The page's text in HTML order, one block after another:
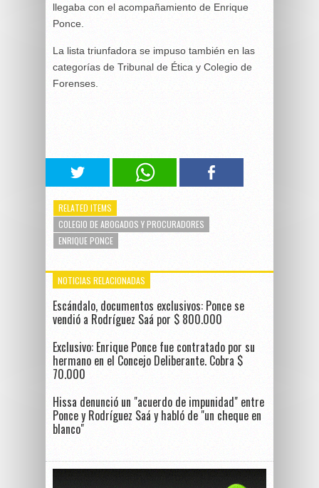
llegaba con el acompañamiento de Enrique
Ponce.
La lista triunfadora se impuso también en las
categorías de Tribunal de Ética y Colegio de
Forenses.
RELATED ITEMS
COLEGIO DE ABOGADOS Y PROCURADORES
ENRIQUE PONCE
NOTICIAS RELACIONADAS
Escándalo, documentos exclusivos: Ponce se
vendió a Rodríguez Saá por $ 800.000
Exclusivo: Enrique Ponce fue contratado por su
hermano en el Concejo Deliberante. Cobra $
70.000
Hissa denunció un "acuerdo de impunidad" entre
Ponce y Rodríguez Saá y habló de "un cheque en
blanco"